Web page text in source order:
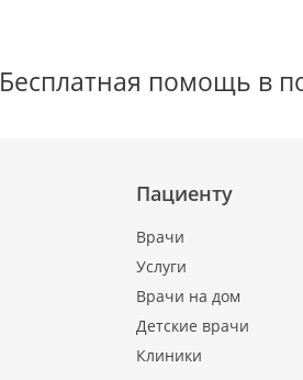
Бесплатная помощь в
Пациенту
Врачи
Услуги
Врачи на дом
Детские врачи
Клиники